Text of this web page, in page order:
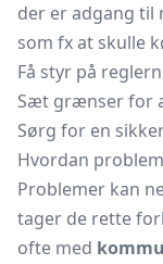
der er adgang til
som fx at skulle
Få styr på
Sæt grænser for
Sørg for en
Hvordan
Problemer kan
tager de rette
ofte med